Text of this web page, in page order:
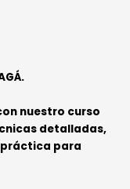
nuestro curso
detalladas,
para